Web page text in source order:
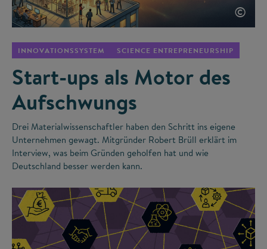
©
INNOVATIONSSYSTEM SCIENCE ENTREPRENEURSHIP
Start-ups als Motor des
Aufschwungs
Drei Materialwissenschaftler haben den Schritt ins eigene
Unternehmen gewagt. Mitgründer Robert Brüll erklärt im
Interview, was beim Gründen geholfen hat und wie
Deutschland besser werden kann.